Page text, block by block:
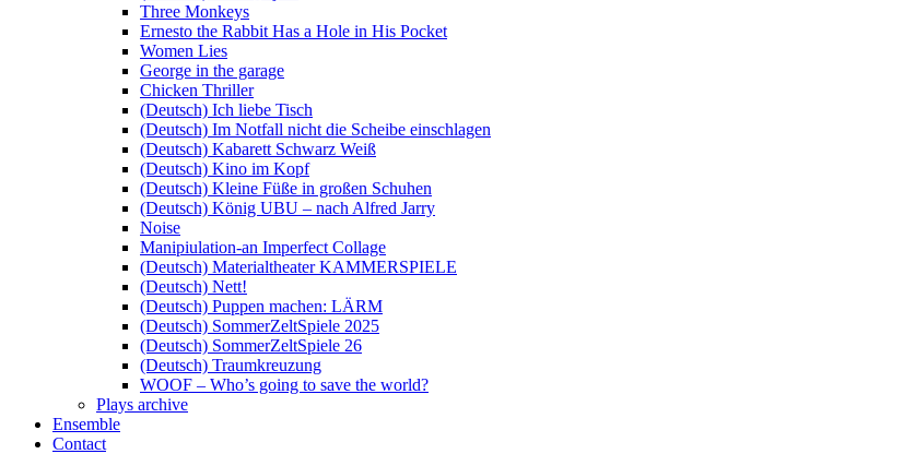
Three Monkeys
Ernesto the Rabbit Has a Hole in His Pocket
Women Lies
George in the garage
Chicken Thriller
(Deutsch) Ich liebe Tisch
(Deutsch) Im Notfall nicht die Scheibe einschlagen
(Deutsch) Kabarett Schwarz Weiß
(Deutsch) Kino im Kopf
(Deutsch) Kleine Füße in großen Schuhen
(Deutsch) König UBU – nach Alfred Jarry
Noise
Manipiulation-an Imperfect Collage
(Deutsch) Materialtheater KAMMERSPIELE
(Deutsch) Nett!
(Deutsch) Puppen machen: LÄRM
(Deutsch) SommerZeltSpiele 2025
(Deutsch) SommerZeltSpiele 26
(Deutsch) Traumkreuzung
WOOF – Who’s going to save the world?
Plays archive
Ensemble
Contact